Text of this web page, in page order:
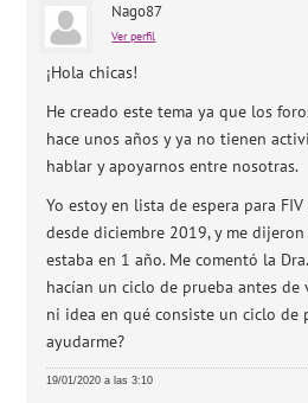
Nago87
Ver perfil
¡Hola chicas!
He creado este tema ya que los
hace unos años y ya no tienen
hablar y apoyarnos entre nosotras.
Yo estoy en lista de espera para
desde diciembre 2019, y me
estaba en 1 año. Me comentó la
hacían un ciclo de prueba antes de
ni idea en qué consiste un ciclo de
ayudarme?
19/01/2020 a las 3:10